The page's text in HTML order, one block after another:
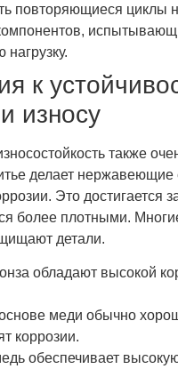
повторяющиеся циклы
нагрузку.
к
износу
также
делает нержавеющие
Это достигается
более плотными.
детали.
обладают высокой
меди обычно
коррозии.
обеспечивает